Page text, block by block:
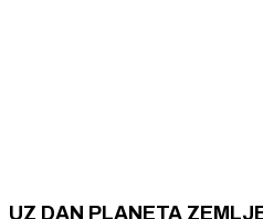
UZ DAN PLANETA